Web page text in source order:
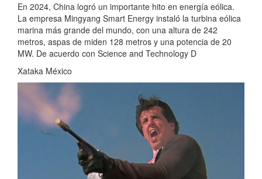
En 2024, China logró un importante hito en energía eólica.
La empresa Mingyang Smart Energy instaló la turbina eólica
marina más grande del mundo, con una altura de 242
metros, aspas de miden 128 metros y una potencia de 20
MW. De acuerdo con Science and Technology D
Xataka México